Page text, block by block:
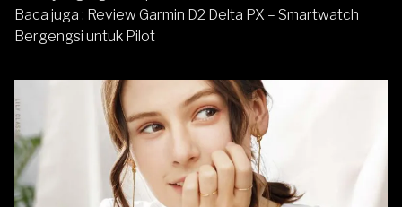
Baca juga : Review Garmin D2 Delta PX – Smartwatch
Bergengsi untuk Pilot